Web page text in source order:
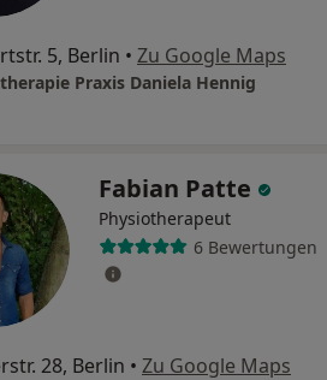
5, Berlin • Zu Google Maps
Praxis Daniela Hennig
Fabian Patte
Physiotherapeut
6 Bewertungen
28, Berlin • Zu Google Maps